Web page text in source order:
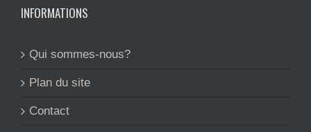
INFORMATIONS
Qui sommes-nous?
Plan du site
Contact